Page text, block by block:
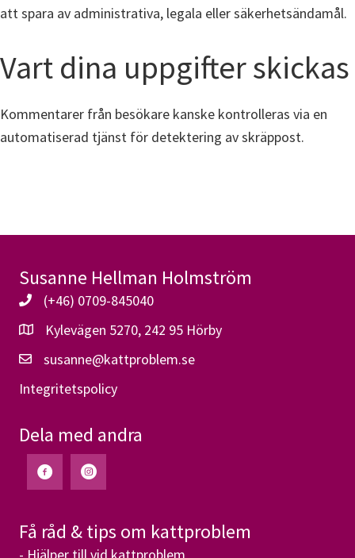
att spara av administrativa, legala eller säkerhetsändamål.
Vart dina uppgifter skickas
Kommentarer från besökare kanske kontrolleras via en
automatiserad tjänst för detektering av skräppost.
Susanne Hellman Holmström
(+46) 0709-845040
Kylevägen 5270, 242 95 Hörby
susanne@kattproblem.se
Integritetspolicy
Dela med andra
Få råd & tips om kattproblem
- Hjälper till vid kattproblem